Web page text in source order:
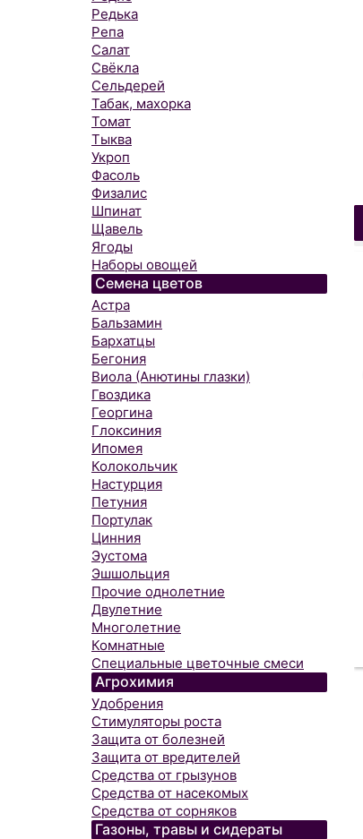
Редька
Репа
Салат
Свёкла
Сельдерей
Табак, махорка
Томат
Тыква
Укроп
Фасоль
Физалис
Шпинат
Щавель
Ягоды
Наборы овощей
Семена цветов
Астра
Бальзамин
Бархатцы
Бегония
Виола (Анютины глазки)
Гвоздика
Георгина
Глоксиния
Ипомея
Колокольчик
Настурция
Петуния
Портулак
Цинния
Эустома
Эшшольция
Прочие однолетние
Двулетние
Многолетние
Комнатные
Специальные цветочные смеси
Агрохимия
Удобрения
Стимуляторы роста
Защита от болезней
Защита от вредителей
Средства от грызунов
Средства от насекомых
Средства от сорняков
Газоны, травы и сидераты